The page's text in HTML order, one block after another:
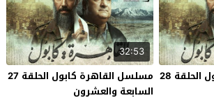
مسلسل القاهرة كابول الحلقة 28
32:53
مسلسل القاهرة كابول الحلقة 27
السابعة والعشرون